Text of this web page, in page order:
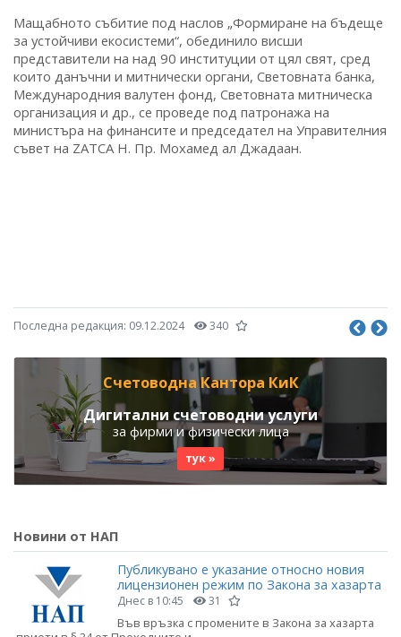
Мащабното събитие под наслов „Формиране на бъдеще
за устойчиви екосистеми“, обединило висши
представители на над 90 институции от цял свят, сред
които данъчни и митнически органи, Световната банка,
Международния валутен фонд, Световната митническа
организация и др., се проведе под патронажа на
министъра на финансите и председател на Управителния
съвет на ZATCA Н. Пр. Мохамед ал Джадаан.
Последна редакция: 09.12.2024 340
Счетоводна Кантора КиК
Дигитални счетоводни услуги
за фирми и физически лица
тук »
Новини от НАП
Публикувано е указание относно новия
лицензионен режим по Закона за хазарта
Днес в 10:45 31
Във връзка с промените в Закона за хазарта